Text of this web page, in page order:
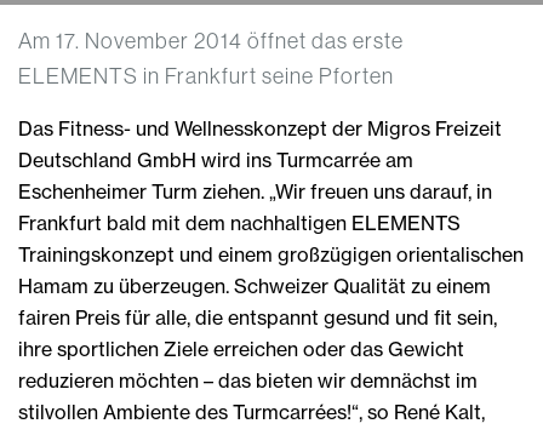
Am 17. November 2014 öffnet das erste
ELEMENTS in Frankfurt seine Pforten
Das Fitness- und Wellnesskonzept der Migros Freizeit
Deutschland GmbH wird ins Turmcarrée am
Eschenheimer Turm ziehen. „Wir freuen uns darauf, in
Frankfurt bald mit dem nachhaltigen ELEMENTS
Trainingskonzept und einem großzügigen orientalischen
Hamam zu überzeugen. Schweizer Qualität zu einem
fairen Preis für alle, die entspannt gesund und fit sein,
ihre sportlichen Ziele erreichen oder das Gewicht
reduzieren möchten – das bieten wir demnächst im
stilvollen Ambiente des Turmcarrées!“, so René Kalt,